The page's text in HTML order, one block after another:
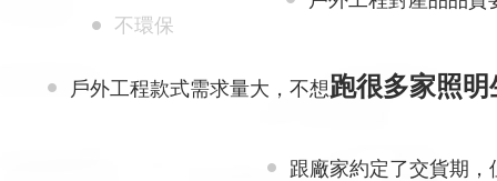
戶外工程款式需求量大，不想跑很多家照
跟廠家約定了交貨期，
不環保